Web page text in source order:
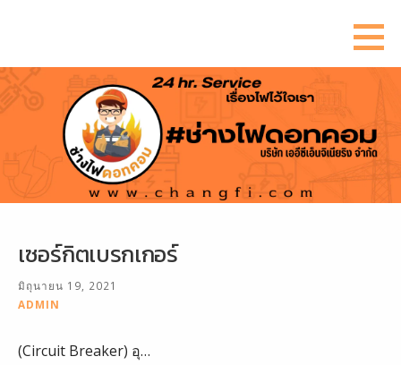
ยัง
เนื้อหา
เซอร์กิตเบรกเกอร์
มิถุนายน 19, 2021
ADMIN
(Circuit Breaker) อุ…